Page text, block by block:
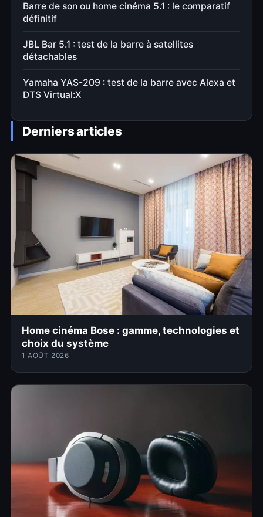
Barre de son ou home cinéma 5.1 : le comparatif
définitif
JBL Bar 5.1 : test de la barre à satellites
détachables
Yamaha YAS-209 : test de la barre avec Alexa et
DTS Virtual:X
Derniers articles
Home cinéma Bose : gamme, technologies et
choix du système
1 AOÛT 2026